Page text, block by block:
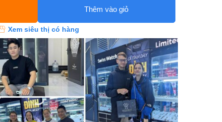
Thêm vào giỏ
Xem siêu thị có hàng